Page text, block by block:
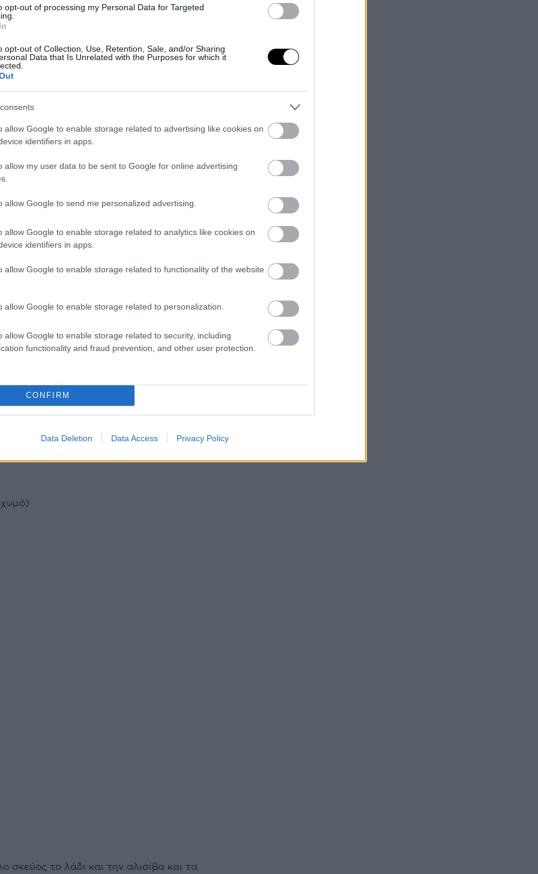
opt-out of processing my Personal Data for Targeted
opt-out of Collection, Use, Retention, Sale, and/or Sharing
Data that Is Unrelated with the Purposes for which it
allow Google to enable storage related to advertising like cookies on
identifiers in apps.
allow my user data to be sent to Google for online advertising
allow Google to send me personalized advertising.
allow Google to enable storage related to analytics like cookies on
identifiers in apps.
allow Google to enable storage related to functionality of the website
allow Google to enable storage related to personalization.
allow Google to enable storage related to security, including
functionality and fraud prevention, and other user protection.
CONFIRM
Data Deletion Data Access Privacy Policy
στη λαμαρίνα που έχουμε στρώσει με
στους 180 βαθμούς με αέρα, 12-13 λεπτά.
φοβηθούμε και τα ψήσουμε κι άλλο,
5-10 λεπτά μέχρι να δέσει, το
κόψει ο βρασμός το αρωματίζουμε με το
αφήνουμε 10 λεπτά να "σταθούν”, και τα
στην πιατέλα με τριμμένο
από πάνω να σχηματίζει γραμμές για να
και Αμύγδαλα
σκεύος το λάδι και την αλισίβα και τα